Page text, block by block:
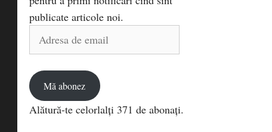
publicate articole noi.
Adresa
Mă abonez
Alătură-te celorlalți 371 de abonați.